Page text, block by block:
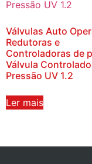
Válvulas Auto
Redutoras e
Controladoras de
Válvula
Pressão UV 1.2
Ler mais